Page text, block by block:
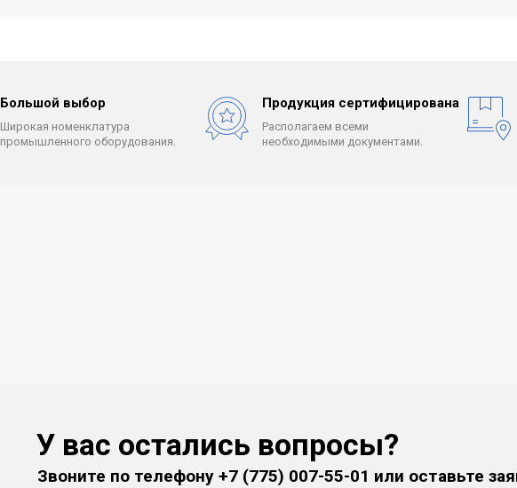
Большой выбор
Широкая номенклатура
промышленного оборудования.
Продукция сертифицирована
Располагаем всеми
необходимыми документами.
У вас остались вопросы?
Звоните по телефону+7 (775) 007-55-01 или оставьте